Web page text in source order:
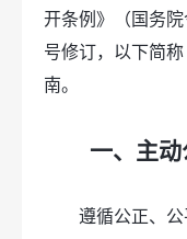
开条例》（国务院
号修订，以下简
南。
一、主
遵循公正、